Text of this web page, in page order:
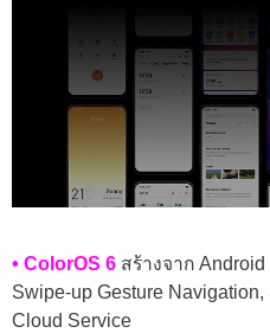
• ColorOS 6 สร้างจาก
Swipe-up Gesture
Cloud Service